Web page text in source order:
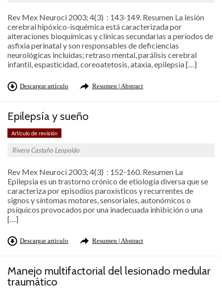
Rev Mex Neuroci 2003; 4(3) : 143-149. Resumen La lesión
cerebral hipóxico-isquémica está caracterizada por
alteraciones bioquímicas y clínicas secundarias a períodos de
asfixia perinatal y son responsables de deficiencias
neurológicas incluidas; retraso mental, parálisis cerebral
infantil, espasticidad, coreoatetosis, ataxia, epilepsia […]
Descargar artículo Resumen | Abstract
Epilepsía y sueño
Artículo de revisión
Rivera Castaño Leopoldo
Rev Mex Neuroci 2003; 4(3) : 152-160. Resumen La
Epilepsia es un trastorno crónico de etiología diversa que se
caracteriza por episodios paroxísticos y recurrentes de
signos y síntomas motores, sensoriales, autonómicos o
psíquicos provocados por una inadecuada inhibición o una
[…]
Descargar artículo Resumen | Abstract
Manejo multifactorial del lesionado medular
traumático